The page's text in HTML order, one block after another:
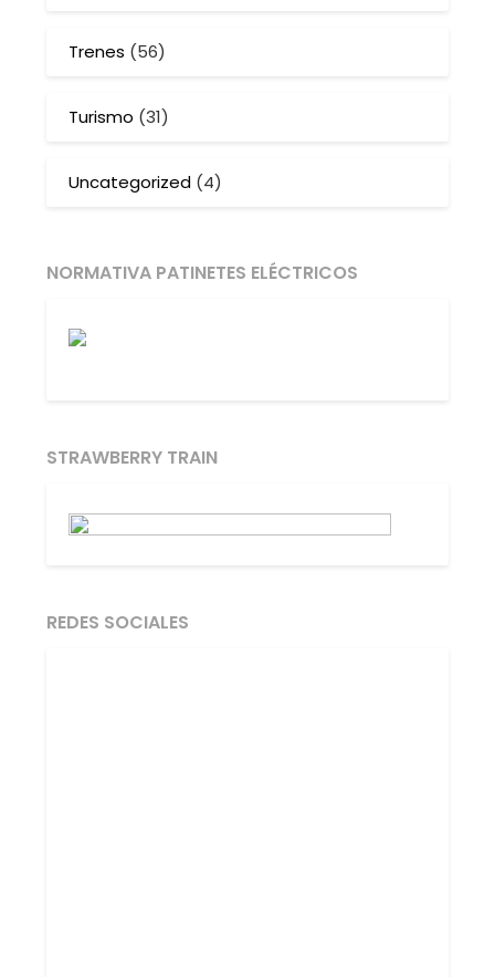
Trenes (56)
Turismo (31)
Uncategorized (4)
NORMATIVA PATINETES ELÉCTRICOS
STRAWBERRY TRAIN
REDES SOCIALES